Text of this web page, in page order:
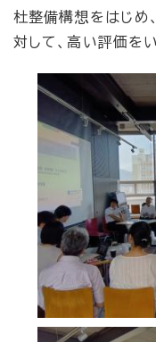
杜整備構想をはじめ
対して、高い評価を